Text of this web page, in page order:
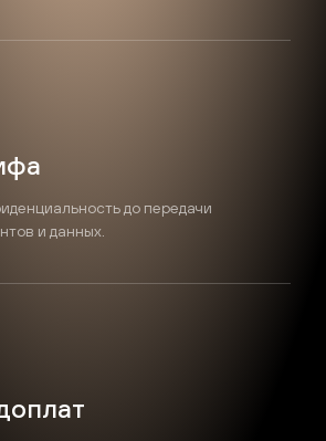
до передачи
и данных.